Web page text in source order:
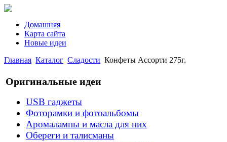
Домашняя
Карта сайта
Новые идеи
Главная Каталог Сладости Конфеты Ассорти 275г.
Оригинальные идеи
USB гаджеты
Фоторамки и фотоальбомы
Аромалампы и масла для них
Обереги и талисманы